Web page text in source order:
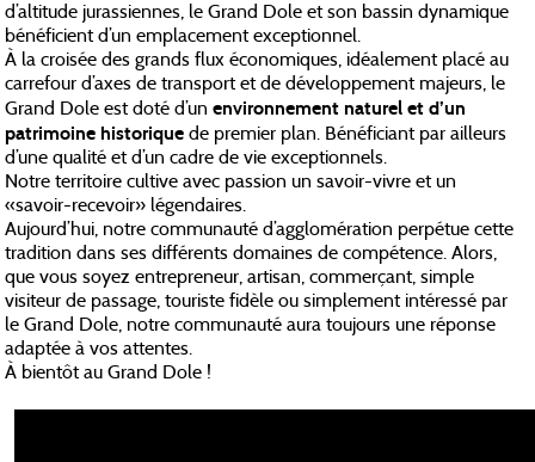
d’altitude jurassiennes, le Grand Dole et son bassin dynamique
bénéficient d’un emplacement exceptionnel.
À la croisée des grands flux économiques, idéalement placé au
carrefour d’axes de transport et de développement majeurs, le
Grand Dole est doté d’unenvironnement naturel et d’un
patrimoine historique de premier plan. Bénéficiant par ailleurs
d’une qualité et d’un cadre de vie exceptionnels.
Notre territoire cultive avec passion un savoir-vivre et un
«savoir-recevoir» légendaires.
Aujourd’hui, notre communauté d’agglomération perpétue cette
tradition dans ses différents domaines de compétence. Alors,
que vous soyez entrepreneur, artisan, commerçant, simple
visiteur de passage, touriste fidèle ou simplement intéressé par
le Grand Dole, notre communauté aura toujours une réponse
adaptée à vos attentes.
À bientôt au Grand Dole !